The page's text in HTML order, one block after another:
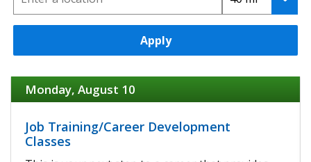
Apply
Monday, August 10
Job Training/Career Development
Classes